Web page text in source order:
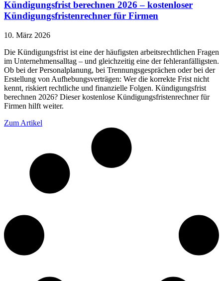
Kündigungsfrist berechnen 2026 – kostenloser
Kündigungsfristenrechner für Firmen
10. März 2026
Die Kündigungsfrist ist eine der häufigsten arbeitsrechtlichen Fragen
im Unternehmensalltag – und gleichzeitig eine der fehleranfälligsten.
Ob bei der Personalplanung, bei Trennungsgesprächen oder bei der
Erstellung von Aufhebungsverträgen: Wer die korrekte Frist nicht
kennt, riskiert rechtliche und finanzielle Folgen. Kündigungsfrist
berechnen 2026? Dieser kostenlose Kündigungsfristenrechner für
Firmen hilft weiter.
Zum Artikel